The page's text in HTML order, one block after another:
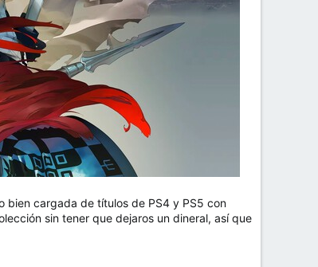
bien cargada de títulos de PS4 y PS5 con
sin tener que dejaros un dineral, así que